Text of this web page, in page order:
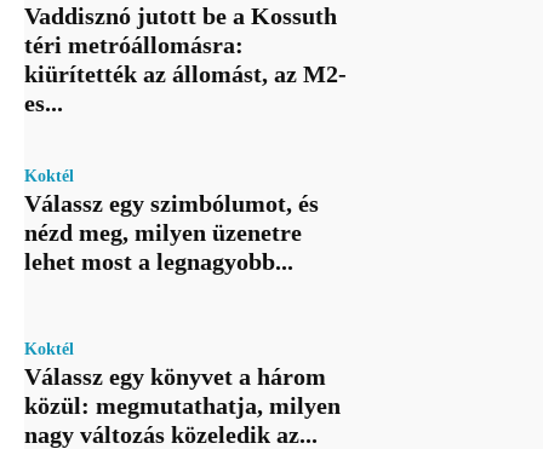
Vaddisznó jutott be a Kossuth
téri metróállomásra:
kiürítették az állomást, az M2-
es...
Koktél
Válassz egy szimbólumot, és
nézd meg, milyen üzenetre
lehet most a legnagyobb...
Koktél
Válassz egy könyvet a három
közül: megmutathatja, milyen
nagy változás közeledik az...